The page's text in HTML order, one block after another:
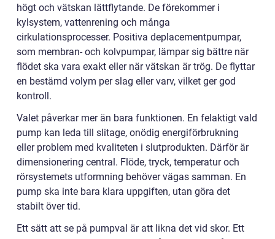
högt och vätskan lättflytande. De förekommer i
kylsystem, vattenrening och många
cirkulationsprocesser. Positiva deplacementpumpar,
som membran- och kolvpumpar, lämpar sig bättre när
flödet ska vara exakt eller när vätskan är trög. De flyttar
en bestämd volym per slag eller varv, vilket ger god
kontroll.
Valet påverkar mer än bara funktionen. En felaktigt vald
pump kan leda till slitage, onödig energiförbrukning
eller problem med kvaliteten i slutprodukten. Därför är
dimensionering central. Flöde, tryck, temperatur och
rörsystemets utformning behöver vägas samman. En
pump ska inte bara klara uppgiften, utan göra det
stabilt över tid.
Ett sätt att se på pumpval är att likna det vid skor. Ett